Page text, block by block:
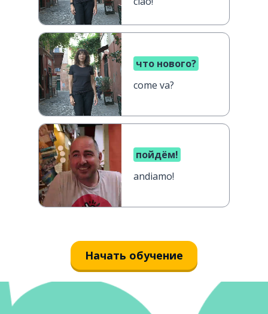
что нового?
come va?
пойдём!
andiamo!
Начать обучение